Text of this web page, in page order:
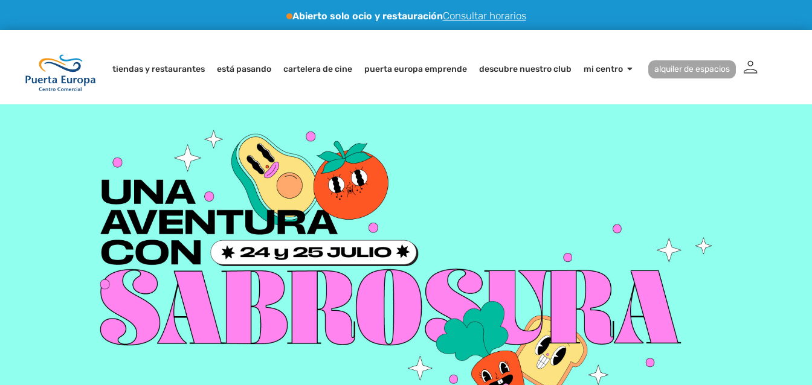
Abierto solo ocio y restauraciónConsultar horarios
tiendas y restaurantes está pasando cartelera de cine puerta europa emprende descubre nuestro club mi centro alquiler de espacios